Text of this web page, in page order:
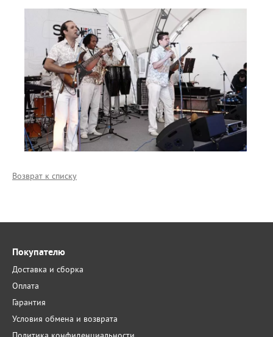
Возврат к списку
Покупателю
Доставка и сборка
Оплата
Гарантия
Условия обмена и возврата